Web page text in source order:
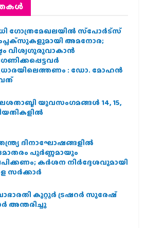
ഗോത്രമേഖലയില്‍ സ്‌പോര്‍ട്‌സ്
അമനോര;
വിശ്വഗുരുവാകാന്‍
: ഡോ. മോഹന്‍
യുവസംഗമങ്ങള്‍ 14, 15,
ദിനാഘോഷങ്ങളിൽ
പൂർണ്ണമായും
കർശന നിർദ്ദേശവുമായി
സർക്കാർ
കുറ്റൂർ ട്രഷറർ സുരേഷ്
അന്തരിച്ചു